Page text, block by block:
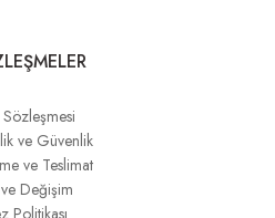
Sözleşmesi
ve Güvenlik
ve Teslimat
Değişim
Politikası